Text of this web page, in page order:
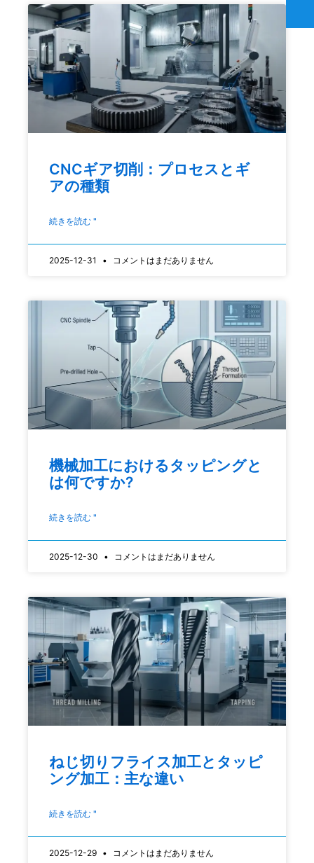
CNCギア切削：プロセスとギ
アの種類
続きを読む "
2025-12-31 コメントはまだありません
機械加工におけるタッピングと
は何ですか?
続きを読む "
2025-12-30 コメントはまだありません
ねじ切りフライス加工とタッピ
ング加工：主な違い
続きを読む "
2025-12-29 コメントはまだありません